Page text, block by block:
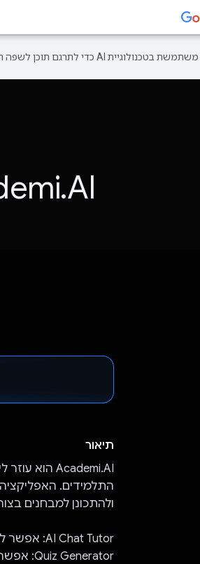
תיאור
התלמידים. האפליקציה
ולהתכונן למבחנים
AI Chat Tutor: אפשר להעלות חומרים ללימוד ולקבל שיעורי תגבור מותאמים אישית.
Quiz Generator: אפשר ליצור חידונים מותאמים אישית לקראת בחינות.